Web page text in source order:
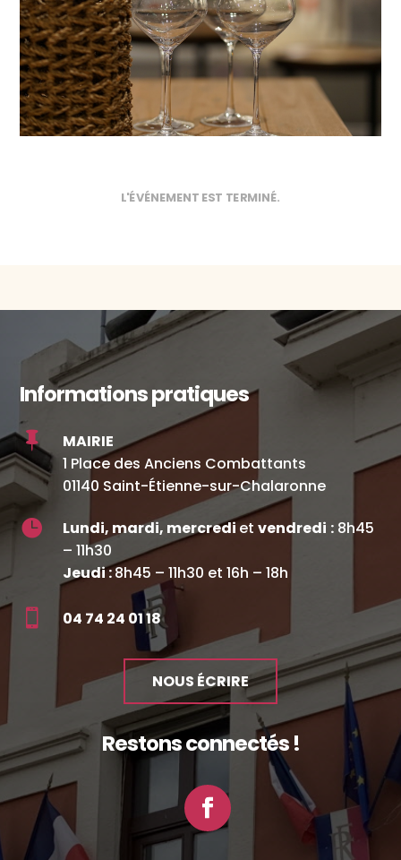
L'ÉVÉNEMENT EST TERMINÉ.
Informations pratiques

MAIRIE
1 Place des Anciens Combattants
01140 Saint-Étienne-sur-Chalaronne
 Lundi, mardi, mercrediet vendredi :8h45
– 11h30
Jeudi :8h45 – 11h30 et 16h – 18h
 04 74 24 01 18
NOUS ÉCRIRE
Restons connectés !
Facebook